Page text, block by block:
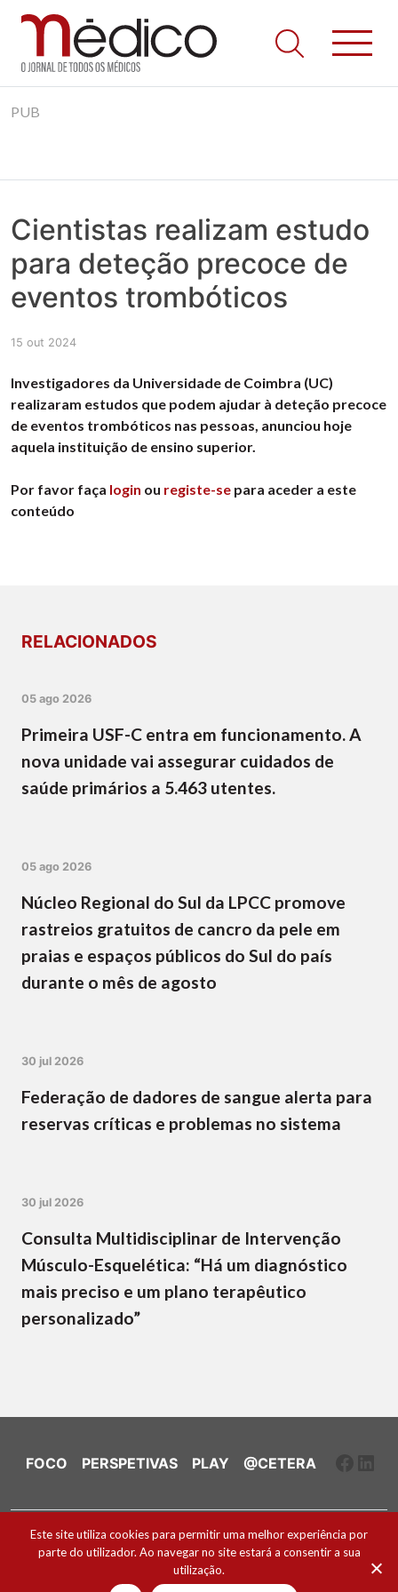
to
Jornal Médico
Médico – O Jornal de Todos os Médicos. Onde as notícias
realmente contam! Tudo o que se passa na Saúde!
PUB
Cientistas realizam estudo
para deteção precoce de
eventos trombóticos
15 out 2024
Investigadores da Universidade de Coimbra (UC)
realizaram estudos que podem ajudar à deteção precoce
de eventos trombóticos nas pessoas, anunciou hoje
aquela instituição de ensino superior.
Por favor faça login ou registe-se para aceder a este
conteúdo
RELACIONADOS
05 ago 2026
Primeira USF-C entra em funcionamento. A
nova unidade vai assegurar cuidados de
saúde primários a 5.463 utentes.
05 ago 2026
Núcleo Regional do Sul da LPCC promove
rastreios gratuitos de cancro da pele em
praias e espaços públicos do Sul do país
durante o mês de agosto
30 jul 2026
Federação de dadores de sangue alerta para
reservas críticas e problemas no sistema
30 jul 2026
Consulta Multidisciplinar de Intervenção
Músculo-Esquelética: “Há um diagnóstico
mais preciso e um plano terapêutico
personalizado”
FOCO PERSPETIVAS PLAY @CETERA
Ficha Técnica e Estatuto Editorial
Política de Cookies
2026 ® Todos os direitos reservados
Este site utiliza cookies para permitir uma melhor experiência por
parte do utilizador. Ao navegar no site estará a consentir a sua
utilização.